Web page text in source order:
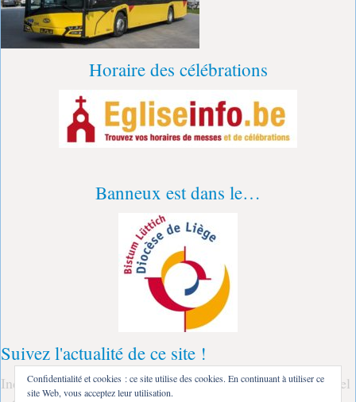
Horaire des célébrations
Banneux est dans le…
Suivez l'actualité de ce site !
Indiquez ici votre adresse courriel : à la parution d'un nouvel
Confidentialité et cookies : ce site utilise des cookies. En continuant à utiliser ce
site Web, vous acceptez leur utilisation.